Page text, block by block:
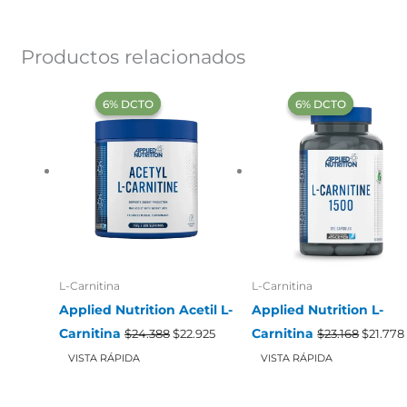
Productos relacionados
‍6% DCTO‍‍
‍6% DCTO‍‍
L-Carnitina
Applied Nutrition Acetil L-
Carnitina $24.388 El
precio
$22.925El
VISTA RÁPIDA
‍6% DCTO‍‍
‍6% DCTO‍‍
L-Carnitina
Applied Nutrition L-
Carnitina $23.168 El
precio
$21.778
VISTA RÁPIDA